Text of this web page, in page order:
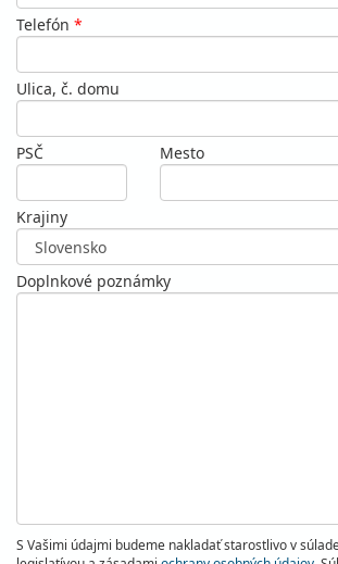
Telefón *
Ulica, č. domu
PSČ Mesto
Krajiny
Doplnkové poznámky
S Vašimi údajmi budeme nakladať starostlivo v